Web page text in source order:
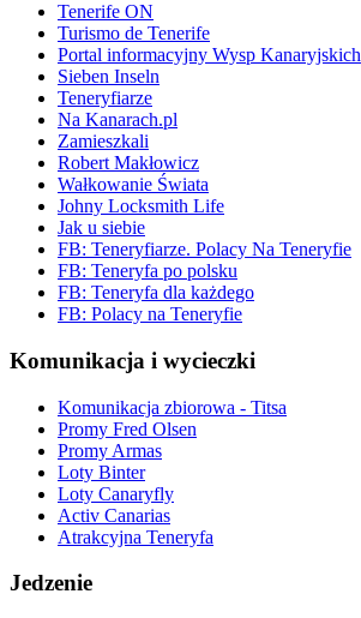
Tenerife ON
Turismo de Tenerife
Portal informacyjny Wysp Kanaryjskich
Sieben Inseln
Teneryfiarze
Na Kanarach.pl
Zamieszkali
Robert Makłowicz
Wałkowanie Świata
Johny Locksmith Life
Jak u siebie
FB: Teneryfiarze. Polacy Na Teneryfie
FB: Teneryfa po polsku
FB: Teneryfa dla każdego
FB: Polacy na Teneryfie
Komunikacja i wycieczki
Komunikacja zbiorowa - Titsa
Promy Fred Olsen
Promy Armas
Loty Binter
Loty Canaryfly
Activ Canarias
Atrakcyjna Teneryfa
Jedzenie